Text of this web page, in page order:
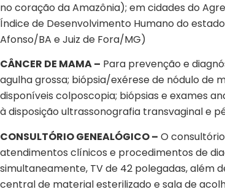
no coração da Amazônia); em cidades do
Índice de Desenvolvimento Humano do
Afonso/BA e Juiz de Fora/MG)
CÂNCER DE MAMA – Para prevenção e
agulha grossa; biópsia/exérese de nódulo
disponíveis colposcopia; biópsias e exames
à disposição ultrassonografia transvaginal e
CONSULTÓRIO GENEALÓGICO – O
atendimentos clínicos e procedimentos de
simultaneamente, TV de 42 polegadas, além
central de material esterilizado e sala de